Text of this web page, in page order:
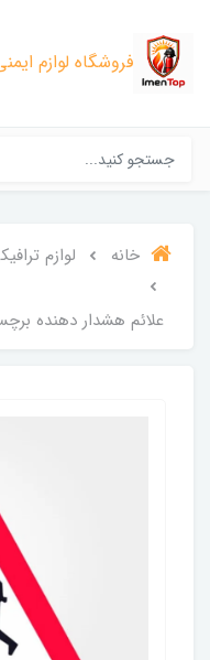
فروشگاه لوازم
خانه لوازم
علائم هشدار دهنده